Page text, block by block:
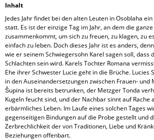
Inhalt
Jedes Jahr findet bei den alten Leuten in Osoblaha
statt. Es ist der einzige Tag im Jahr, an dem die
zusammenkommt, um sich zu freuen, zu klagen, zu
einfach zu leben. Doch dieses Jahr ist es anders,
wie er seinem Schwiegersohn Karel sagen soll, dass
Schlachten sein wird. Karels Tochter Romana
Ehe ihrer Schwester Lucie geht in die Brüche. Lucies
in den Auseinandersetzungen zwischen Frauen- und
Šupina ist bereits betrunken, der Metzger Tonda
Kugeln feucht sind, und der Nachbar sinnt auf Rache
erbärmliches Leben. Im Laufe eines solchen Tages
gegenseitigen Bindungen auf die Probe gestellt und
Zerbrechlichkeit der von Traditionen, Liebe und
Beziehungen offenbart.